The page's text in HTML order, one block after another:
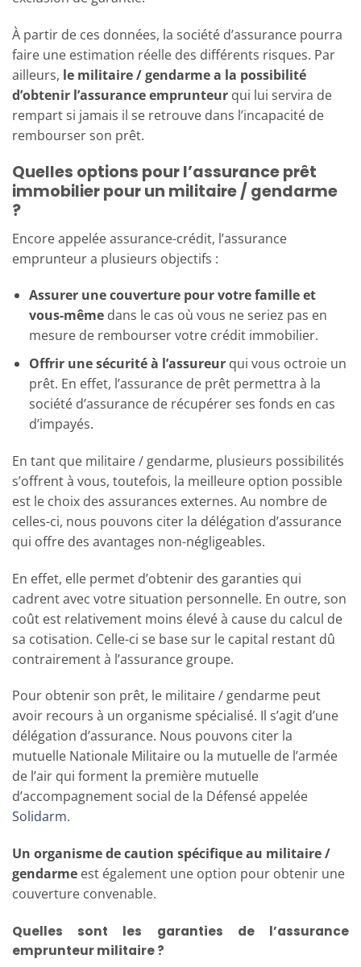
À partir de ces données, la société d’assurance pourra
faire une estimation réelle des différents risques. Par
ailleurs, le militaire / gendarme a la possibilité
d’obtenir l’assurance emprunteur qui lui servira de
rempart si jamais il se retrouve dans l’incapacité de
rembourser son prêt.
Quelles options pour l’assurance prêt
immobilier pour un militaire / gendarme
?
Encore appelée assurance-crédit, l’assurance
emprunteur a plusieurs objectifs :
Assurer une couverture pour votre famille et
vous-même dans le cas où vous ne seriez pas en
mesure de rembourser votre crédit immobilier.
Offrir une sécurité à l’assureurqui vous octroie un
prêt. En effet, l’assurance de prêt permettra à la
société d’assurance de récupérer ses fonds en cas
d’impayés.
En tant que militaire / gendarme, plusieurs possibilités
s’offrent à vous, toutefois, la meilleure option possible
est le choix des assurances externes. Au nombre de
celles-ci, nous pouvons citer la délégation d’assurance
qui offre des avantages non-négligeables.
En effet, elle permet d’obtenir des garanties qui
cadrent avec votre situation personnelle. En outre, son
coût est relativement moins élevé à cause du calcul de
sa cotisation. Celle-ci se base sur le capital restant dû
contrairement à l’assurance groupe.
Pour obtenir son prêt, le militaire / gendarme peut
avoir recours à un organisme spécialisé. Il s’agit d’une
délégation d’assurance. Nous pouvons citer la
mutuelle Nationale Militaire ou la mutuelle de l’armée
de l’air qui forment la première mutuelle
d’accompagnement social de la Défensé appelée
Solidarm.
Un organisme de caution spécifique au militaire /
gendarme est également une option pour obtenir une
couverture convenable.
Quelles sont les garanties de l’assurance
emprunteur militaire ?